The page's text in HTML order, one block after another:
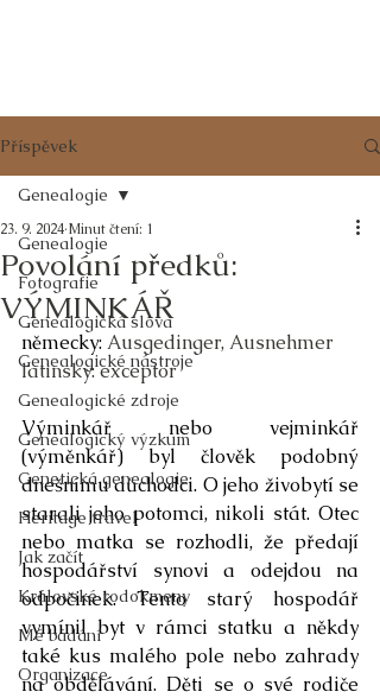
Příspěvek
Genealogie
Fotografie
Genealogická slova
Genealogické nástroje
Genealogické zdroje
Genealogický výzkum
Genetická genealogie
Heritage travel
Jak začít
Královské rodokmeny
Mé bádání
Organizace
Genealogie
Povolání předků:
VÝMINKÁŘ
23. 9. 2024 Minut čtení: 1
německy: Ausgedinger, Ausnehmer
latinsky: exceptor
Výminkář nebo vejminkář
(výměnkář) byl člověk podobný
dnešnímu důchodci. O jeho živobytí se
starali jeho potomci, nikoli stát. Otec
nebo matka se rozhodli, že předají
hospodářství synovi a odejdou na
odpočinek. Tento starý hospodář
vymínil byt v rámci statku a někdy
také kus malého pole nebo zahrady
na obdělávání. Děti se o své rodiče